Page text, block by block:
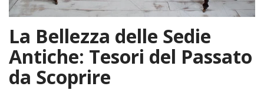
La Bellezza delle Sedie
Antiche: Tesori del Passato
da Scoprire